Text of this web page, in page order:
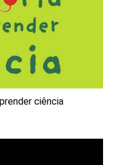
ciência